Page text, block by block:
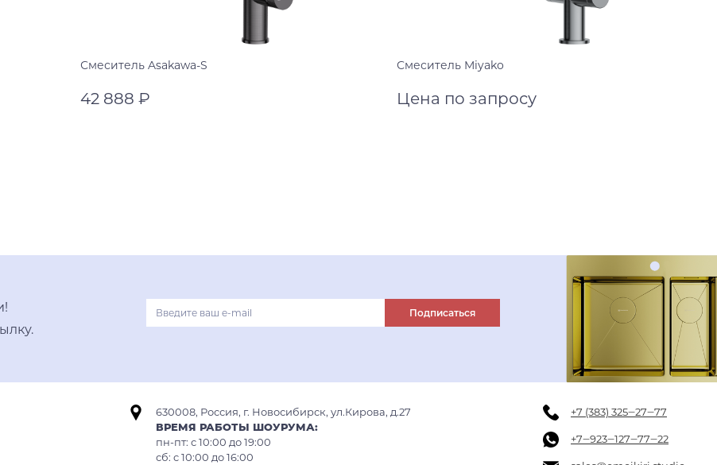
Смеситель Asakawa-S
42 888 ₽
Смеситель Miyako
Цена по запросу
Подписаться
630008, Россия, г. Новосибирск, ул.Кирова, д.27
ВРЕМЯ РАБОТЫ ШОУРУМА:
пн-пт: с 10:00 до 19:00
сб: c 10:00 до 16:00
+7 (383) 325‒27‒77
+7‒923‒127‒77‒22